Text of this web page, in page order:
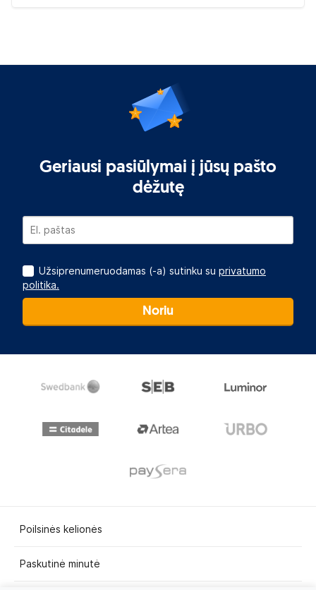
Geriausi pasiūlymai į jūsų pašto
dėžutę
Užsiprenumeruodamas (-a) sutinku su privatumo
politika.
Noriu
Poilsinės kelionės
Paskutinė minutė